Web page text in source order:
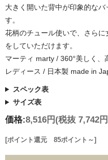
大きく開いた背中が印象的な
す。
花柄のチュール使いで、さら
をしていただけます。
マーティ marty / 360°美しく
レディース / 日本製 made in
スペック表
サイズ表
価格:8,516円 (税抜 7,742
[ポイント還元 85ポイント～]